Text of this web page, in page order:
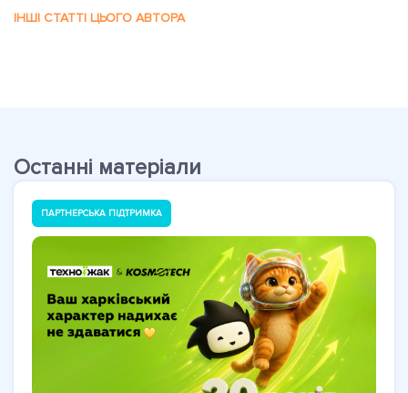
ІНШІ СТАТТІ ЦЬОГО АВТОРА
Останні матеріали
ПАРТНЕРСЬКА ПІДТРИМКА